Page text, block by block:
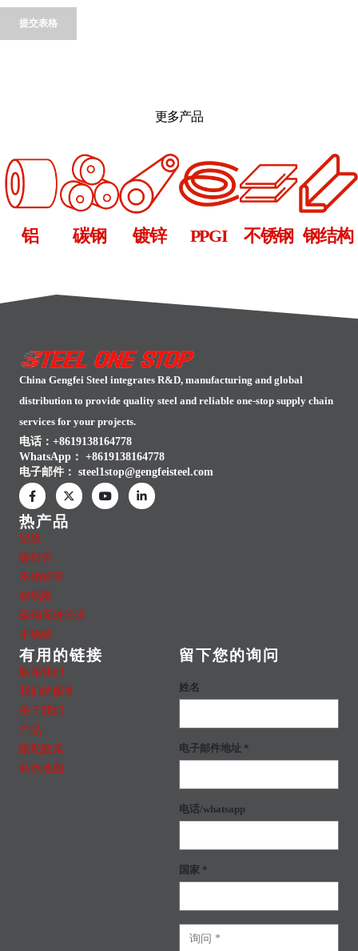
更多产品
铝 碳钢 镀锌 PPGI 不锈钢 钢结构
China Gengfei Steel integrates R&D, manufacturing and global
distribution to provide quality steel and reliable one-stop supply chain
services for your projects.
电话：+8619138164778
WhatsApp： +8619138164778
电子邮件： steel1stop@gengfeisteel.com
热产品
铝板
镀锌管
不锈钢管
铝线圈
碳钢无缝管道
不锈钢
有用的链接
联系我们
我们的服务
关于我们
产品
隐私政策
站点地图
留下您的询问
姓名
电子邮件地址 *
电话/whatsapp
国家 *